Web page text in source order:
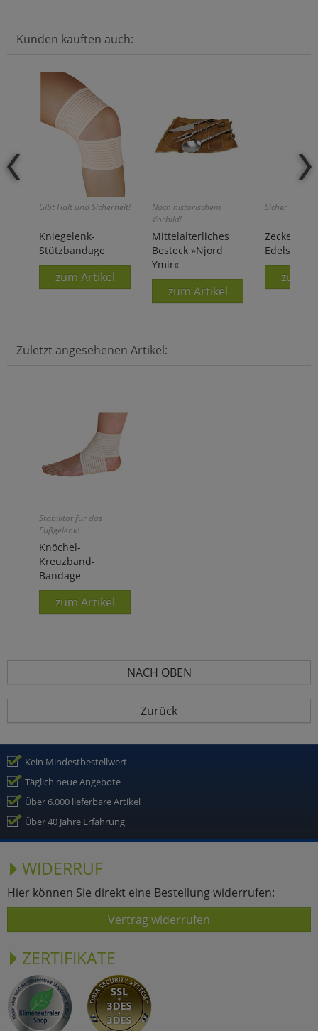
Kunden kauften auch:
Gibt Halt und Sicherheit!
Kniegelenk-
Stützbandage
zum Artikel
Nach historischem
Vorbild!
Mittelalterliches
Besteck »Njord
Ymir«
zum Artikel
Sicher und
Edelstahl
zum
Zuletzt angesehenen Artikel:
Stabilität für das
Fußgelenk!
Knöchel-
Kreuzband-
Bandage
zum Artikel
NACH OBEN
Zurück
Kein Mindestbestellwert
Täglich neue Angebote
Über 6.000 lieferbare Artikel
Über 40 Jahre Erfahrung
WIDERRUF
Hier können Sie direkt eine Bestellung widerrufen:
Vertrag widerrufen
ZERTIFIKATE